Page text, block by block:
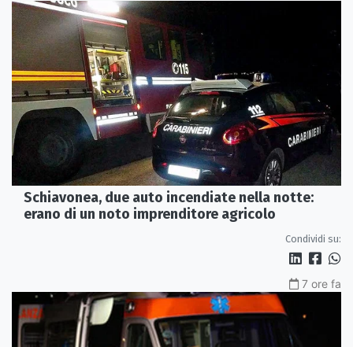
Schiavonea, due auto incendiate nella notte:
erano di un noto imprenditore agricolo
Condividi su:
7 ore fa